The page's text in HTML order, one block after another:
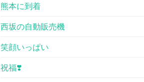
熊本に到着
西坂の自動販売機
笑顔いっぱい
祝福❣️